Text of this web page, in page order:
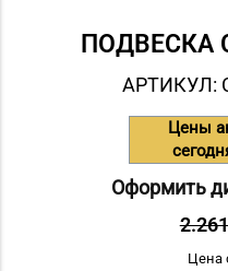
ПОДВЕСКА
АРТИКУЛ:
Цены
Оформить
Цена